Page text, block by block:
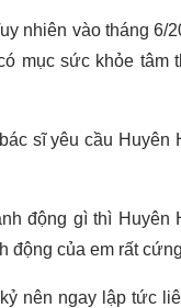
nhiên vào tháng 6/
mục sức khỏe tâm
sĩ yêu cầu Huyên
động gì thì Huyên
động của em rất
nên ngay lập tức